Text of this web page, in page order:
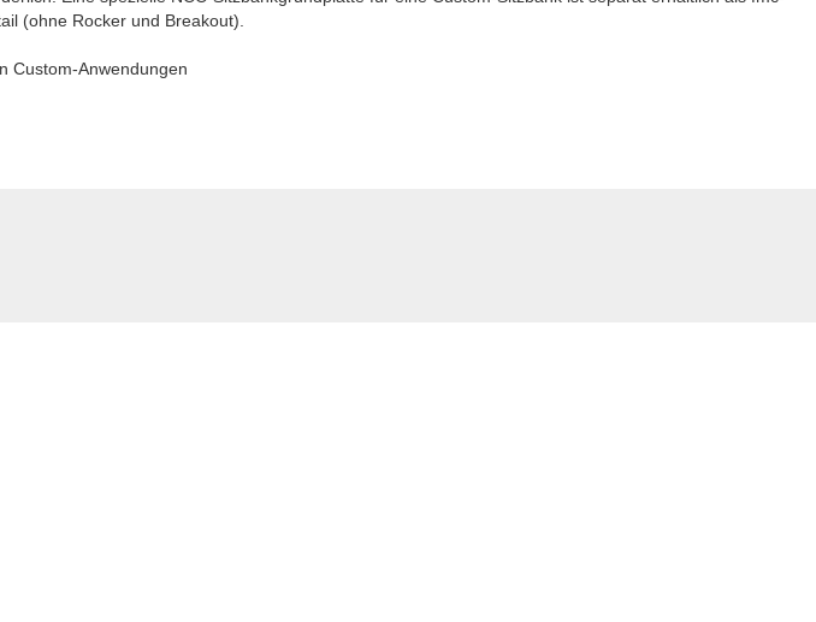
(ohne Rocker und Breakout).
Custom-Anwendungen